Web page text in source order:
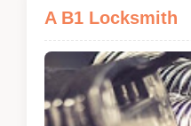
A B1 Locksmith